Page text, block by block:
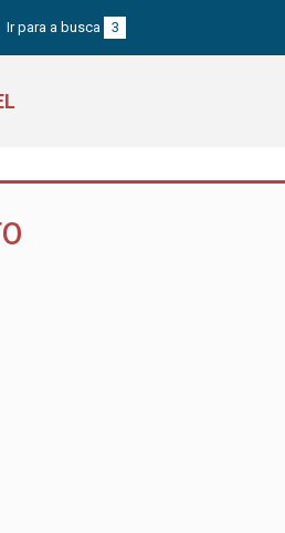
Ir para a busca 3